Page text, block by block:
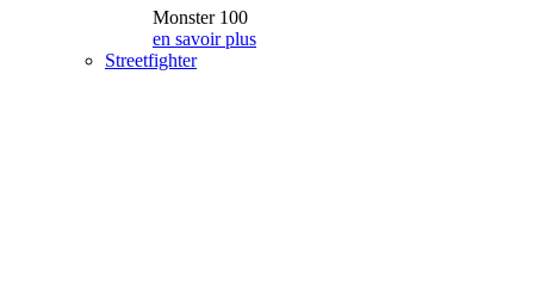
Monster 100
en savoir plus
Streetfighter